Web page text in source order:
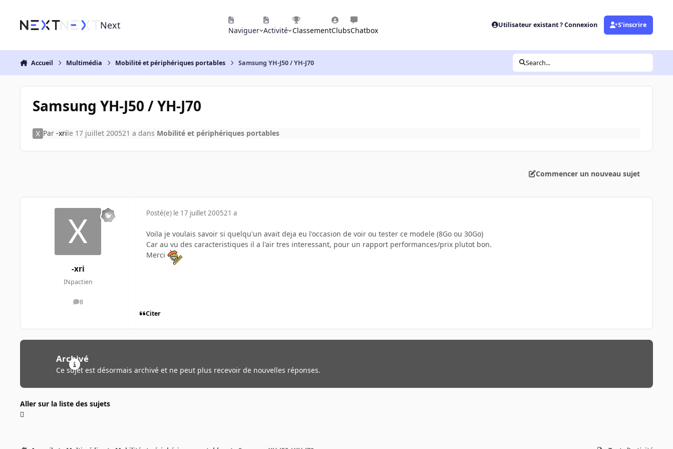
Next Naviguer Activité ClassementClubsChatbox
Utilisateur existant ? Connexion S’inscrire
Accueil Multimédia Mobilité et périphériques portables Samsung YH-J50 / YH-J70 Search...
Samsung YH-J50 / YH-J70
Par -xrile 17 juillet 200521 a dans Mobilité et périphériques portables
Commencer un nouveau sujet
-xri
INpactien
8
messages
Posté(e) le 17 juillet 200521 a
Voila je voulais savoir si quelqu'un avait deja eu l'occasion de voir ou tester ce modele (8Go ou 30Go)
Car au vu des caracteristiques il a l'air tres interessant, pour un rapport performances/prix plutot bon.
Merci
Citer
Archivé
Ce sujet est désormais archivé et ne peut plus recevoir de nouvelles réponses.
Aller sur la liste des sujets